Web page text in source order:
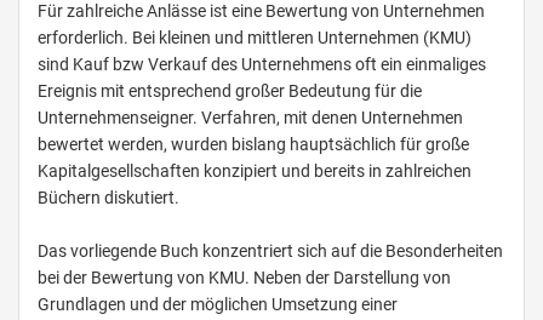
Für zahlreiche Anlässe ist eine Bewertung von Unternehmen
erforderlich. Bei kleinen und mittleren Unternehmen (KMU)
sind Kauf bzw Verkauf des Unternehmens oft ein einmaliges
Ereignis mit entsprechend großer Bedeutung für die
Unternehmenseigner. Verfahren, mit denen Unternehmen
bewertet werden, wurden bislang hauptsächlich für große
Kapitalgesellschaften konzipiert und bereits in zahlreichen
Büchern diskutiert.
Das vorliegende Buch konzentriert sich auf die Besonderheiten
bei der Bewertung von KMU. Neben der Darstellung von
Grundlagen und der möglichen Umsetzung einer